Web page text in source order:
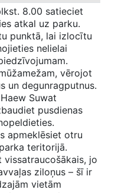
8.00 satieciet
atkal uz parku.
punktā, lai izlocītu
nelielai
vērojot
un degunragputnus.
Suwat
pusdienas
apmeklēsiet otru
teritorijā.
vissatraucošākais, jo
ziloņus – šī ir
vietām